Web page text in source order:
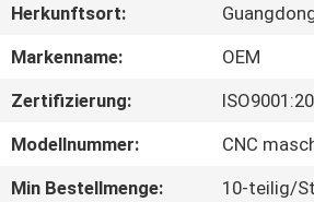
ÜBER
UNS
Herkunftsort:
Markenname:
OEM
Zertifizierung:
Modellnummer:
CNC
Min Bestellmenge:
10-teilig/